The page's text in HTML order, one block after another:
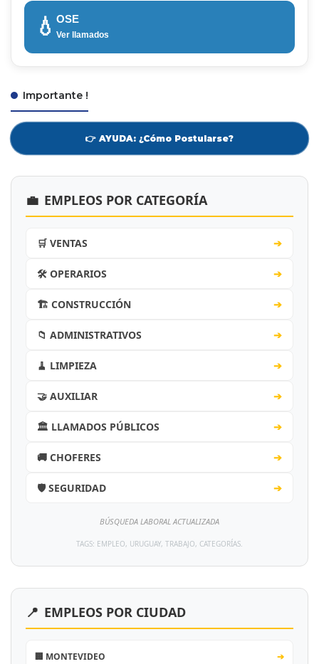
💧 OSE
Ver llamados
Importante !
👉 AYUDA: ¿Cómo Postularse?
💼 EMPLEOS POR CATEGORÍA
🛒 VENTAS ➔
🛠️ OPERARIOS ➔
🏗️ CONSTRUCCIÓN ➔
📁 ADMINISTRATIVOS ➔
🧹 LIMPIEZA ➔
🤝 AUXILIAR ➔
🏛️ LLAMADOS PÚBLICOS ➔
🚚 CHOFERES ➔
🛡️ SEGURIDAD ➔
BÚSQUEDA LABORAL ACTUALIZADA
TAGS: EMPLEO, URUGUAY, TRABAJO, CATEGORÍAS.
📍 EMPLEOS POR CIUDAD
🏢 MONTEVIDEO ➔